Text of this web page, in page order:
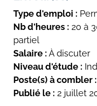
Type d'emploi :
Nb d'heures : 20 à
partiel
Salaire :À discuter
Niveau d'étude :
Poste(s) à combler :
Publié le : 2 juillet